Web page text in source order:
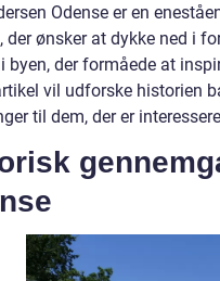
Odense er en
der ønsker at dykke ned i
byen, der formåede at
vil udforske historien
til dem, der er